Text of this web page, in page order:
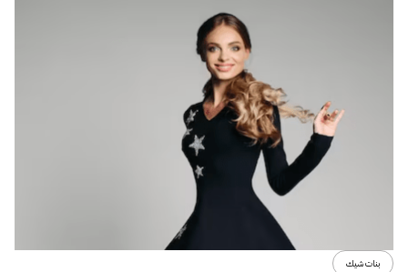
بنات شيك